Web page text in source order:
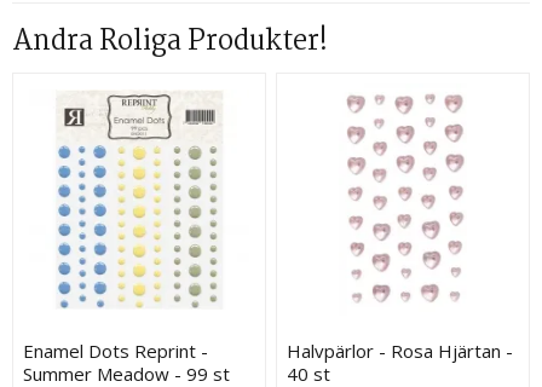
Andra Roliga Produkter!
Enamel Dots Reprint -
Summer Meadow - 99 st
Halvpärlor - Rosa Hjärtan -
40 st